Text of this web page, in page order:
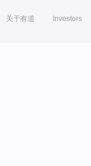
关于有道 Investors